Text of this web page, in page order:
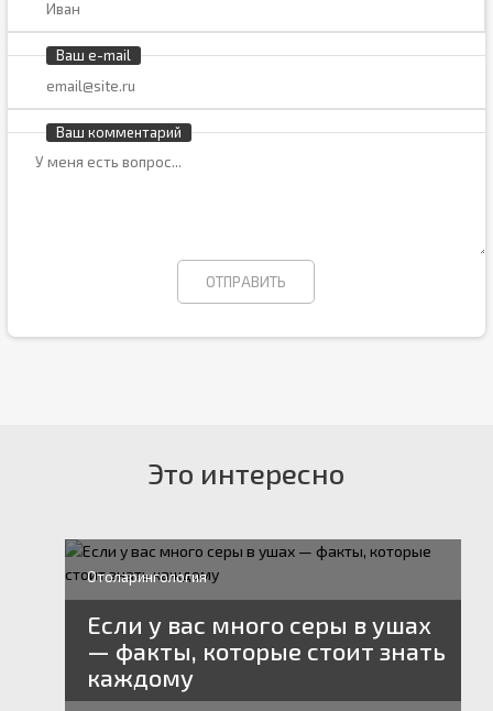
Ваш e-mail
Ваш комментарий
Это интересно
Отоларингология
Если у вас много серы в ушах
— факты, которые стоит знать
каждому